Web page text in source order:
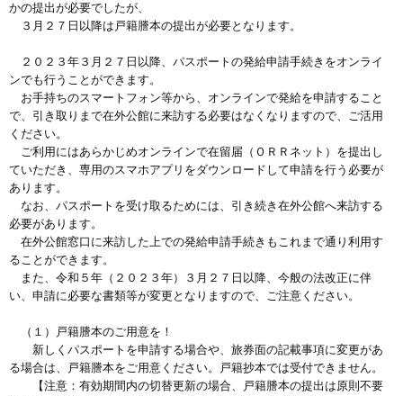
かの提出が必要でしたが、
３月２７日以降は戸籍謄本の提出が必要となります。
２０２３年３月２７日以降、パスポートの発給申請手続きをオンライ
ンでも行うことができます。
お手持ちのスマートフォン等から、オンラインで発給を申請すること
で、引き取りまで在外公館に来訪する必要はなくなりますので、ご活用
ください。
ご利用にはあらかじめオンラインで在留届（ＯＲＲネット）を提出し
ていただき、専用のスマホアプリをダウンロードして申請を行う必要が
あります。
なお、パスポートを受け取るためには、引き続き在外公館へ来訪する
必要があります。
在外公館窓口に来訪した上での発給申請手続きもこれまで通り利用す
ることができます。
また、令和５年（２０２３年）３月２７日以降、今般の法改正に伴
い、申請に必要な書類等が変更となりますので、ご注意ください。
（１）戸籍謄本のご用意を！
新しくパスポートを申請する場合や、旅券面の記載事項に変更があ
る場合は、戸籍謄本をご用意ください。戸籍抄本では受付できません。
【注意：有効期間内の切替更新の場合、戸籍謄本の提出は原則不要